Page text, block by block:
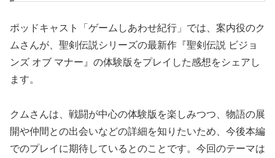
ポッドキャスト「ゲームしあわせ紀行」では、案内役のク
ムさんが、聖剣伝説シリーズの最新作『聖剣伝説 ビジョ
ンズ オブ マナー』の体験版をプレイした感想をシェアし
ます。
クムさんは、戦闘が中心の体験版を楽しみつつ、物語の展
開や仲間との出会いなどの詳細を知りたいため、今後本編
でのプレイに期待しているとのことです。今回のテーマは